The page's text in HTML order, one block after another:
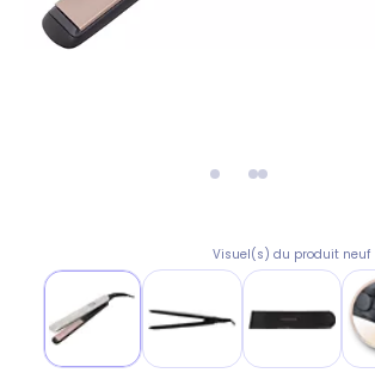
Visuel(s) du produit neuf